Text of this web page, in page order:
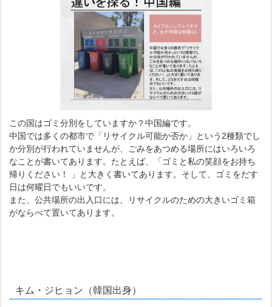
この国はゴミ分別をしていますか？中国編です。
中国では多くの都市で「リサイクル可能か否か」という2種類でし
か分別が行われていませんが、ごみをあつめる場所にはいろいろ
なことが書いてあります。たとえば、「ゴミと私の笑顔をお持ち
帰りください！ 」と大きく書いてあります。そして、ゴミをだす
日は何曜日でもいいです。
また、公共場所の出入口には、リサイクルのための大きいゴミ箱
がならべて置いてあります。
キム・ジヒョン（韓国出身）